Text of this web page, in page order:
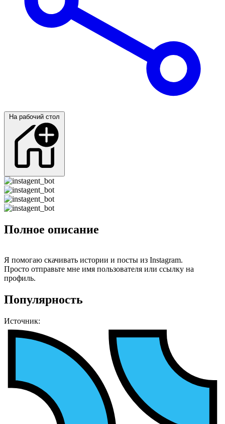
Полное описание
Я помогаю скачивать истории и посты из Instagram.
Просто отправьте мне имя пользователя или ссылку на
профиль.
Популярность
Источник: